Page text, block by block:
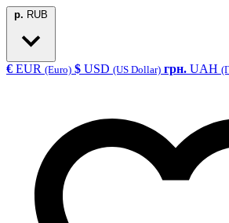
р. RUB
€ EUR (Euro) $ USD (US Dollar) грн. UAH